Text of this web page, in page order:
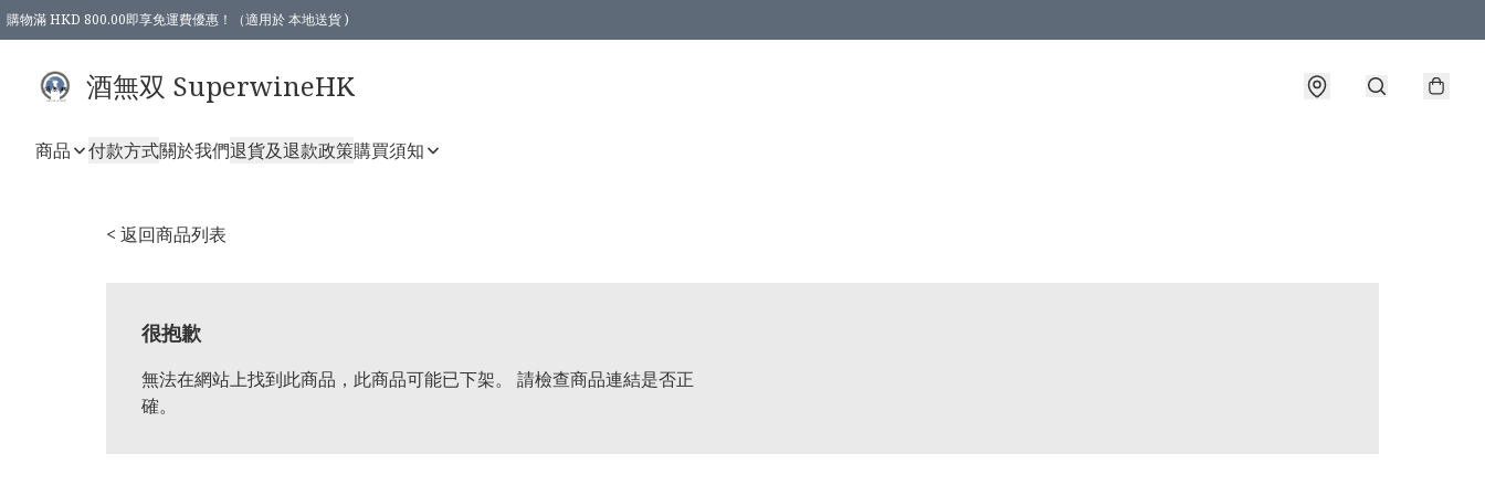
購物滿 HKD 800.00即享免運費優惠！（適用於 本地送貨 )
酒無双 SuperwineHK
商品 付款方式關於我們退貨及退款政策購買須知
< 返回商品列表
很抱歉
無法在網站上找到此商品，此商品可能已下架。 請檢查商品連結是否正
確。